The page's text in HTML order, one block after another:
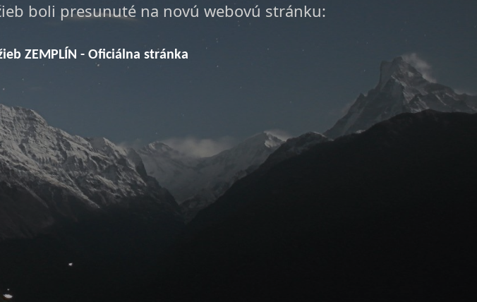
boli presunuté na novú webovú stránku:
ZEMPLÍN - Oficiálna stránka